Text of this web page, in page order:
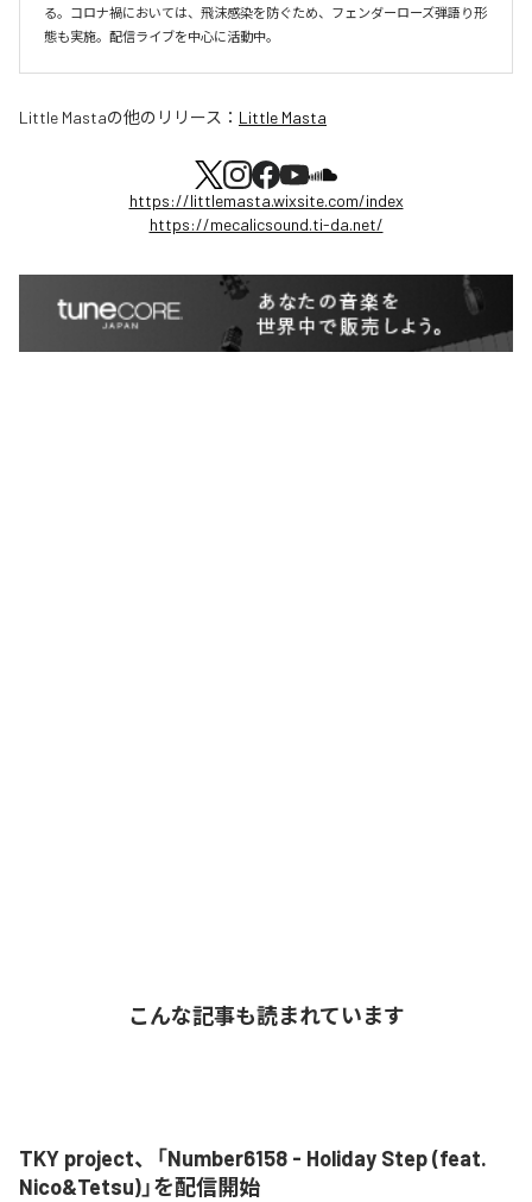
る。コロナ禍においては、飛沫感染を防ぐため、フェンダーローズ弾語り形
態も実施。配信ライブを中心に活動中。
Little Mastaの他のリリース： Little Masta
https://littlemasta.wixsite.com/index
https://mecalicsound.ti-da.net/
こんな記事も読まれています
TKY project、「Number6158 - Holiday Step (feat.
Nico&Tetsu)」を配信開始